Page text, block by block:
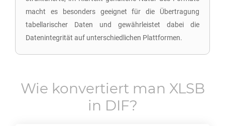
macht es besonders geeignet für die Übertragung
tabellarischer Daten und gewährleistet dabei die
Datenintegrität auf unterschiedlichen Plattformen.
Wie konvertiert man XLSB
in DIF?